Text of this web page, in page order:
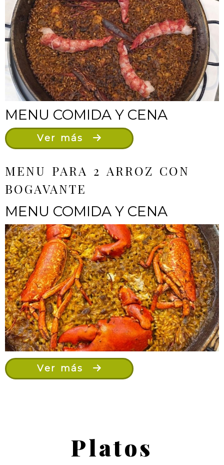
MENU COMIDA Y CENA
Ver más
MENU PARA 2 ARROZ CON
BOGAVANTE
MENU COMIDA Y CENA
Ver más
Platos